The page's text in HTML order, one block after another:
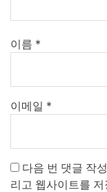
이름 *
이메일 *
다음 번 댓글 작
리고 웹사이트를